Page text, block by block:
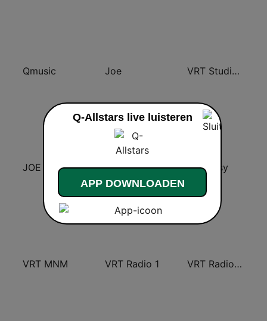
Qmusic Joe VRT Studio Brussel
JOE Gold VRT Radio 2 Oost-Vlaanderen Joe Easy
VRT MNM VRT Radio 1 VRT Radio 2 Limburg
Q-Allstars live luisteren
APP DOWNLOADEN